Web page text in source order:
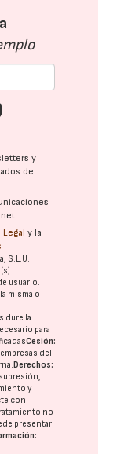
y
de
Legal y la
S.L.U.
usuario.
misma o
dure la
para
Cesión:
empresas del
Derechos:
y
con
no
presentar